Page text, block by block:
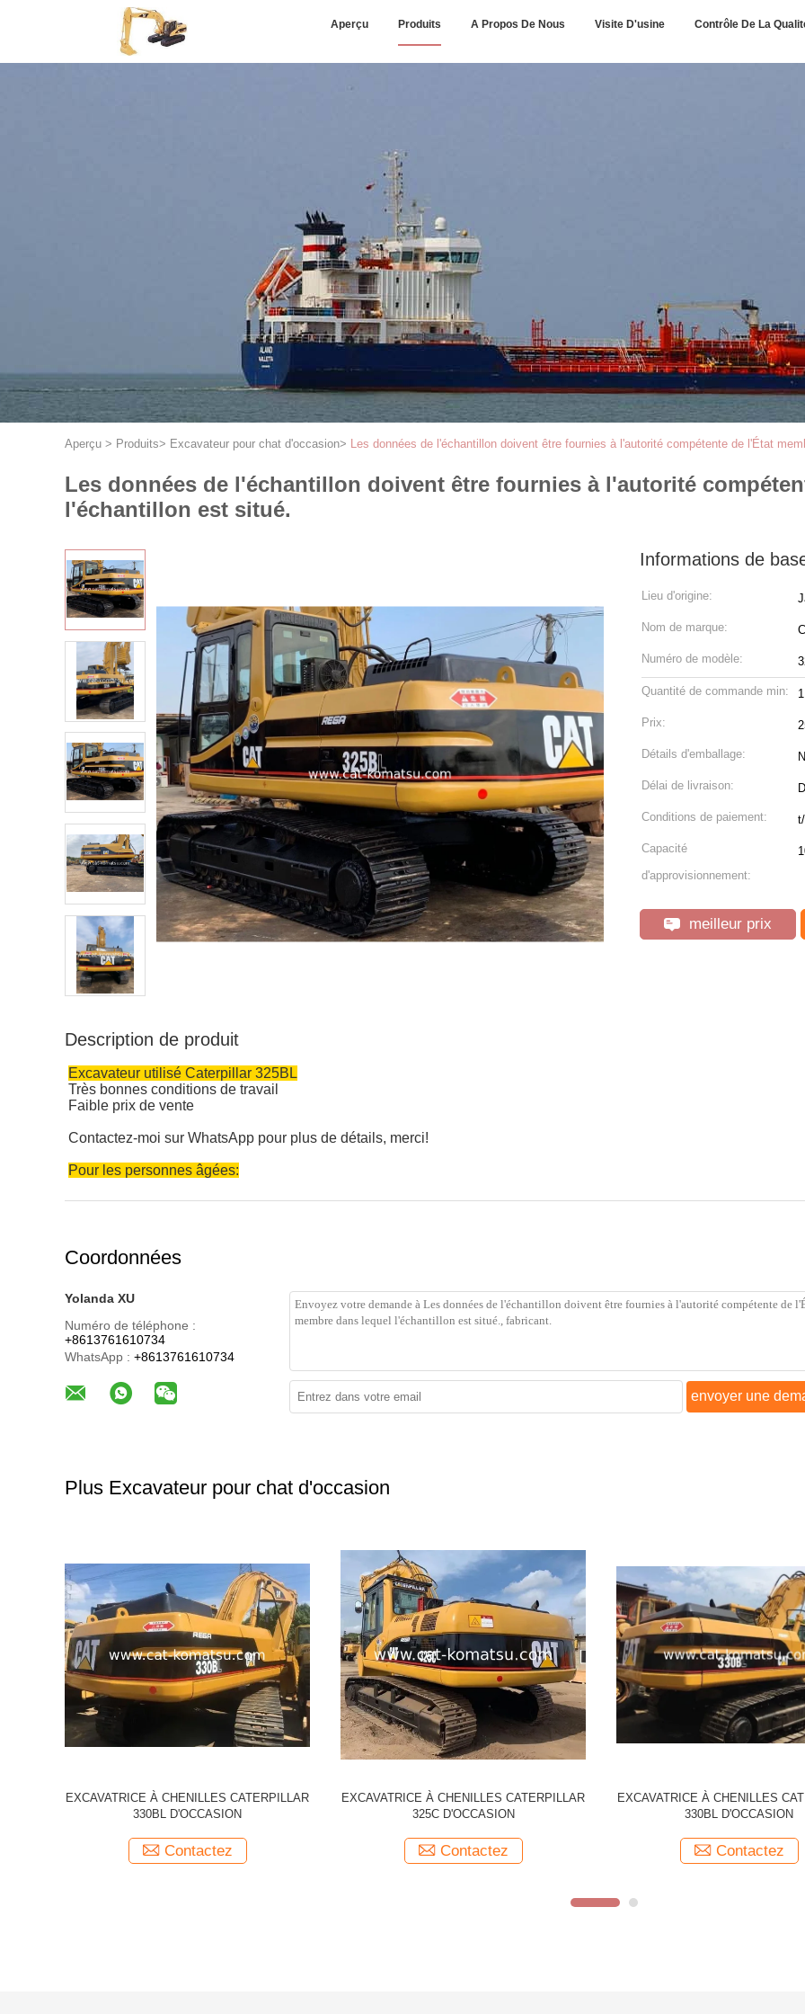
Aperçu Produits A Propos De Nous Visite D'usine Contrôle De La
Aperçu > Produits> Excavateur pour chat d'occasion> Les données de l'échantillon doivent être fournies à l'autorité compétente de l'État
Les données de l'échantillon doivent être fournies à l'autorité
l'échantillon est situé.
Informations de
Lieu d'origine:
Nom de marque:
Numéro de modèle:
Quantité de commande min: 1
Prix:
Détails d'emballage:
Délai de livraison:
Conditions de paiement:
Capacité
d'approvisionnement:
meilleur prix
Description de produit
Excavateur utilisé Caterpillar 325BL
Très bonnes conditions de travail
Faible prix de vente
Contactez-moi sur WhatsApp pour plus de détails, merci!
Pour les personnes âgées:
Coordonnées
Yolanda XU
Numéro de téléphone :
+8613761610734
WhatsApp : +8613761610734
envoyer une
Plus Excavateur pour chat d'occasion
Excavateur CAT 336D
Contactez
Excavateur à rouleaux CATERPILLAR 330CL
original japonais
Contactez
Excavatrice CATERPILLAR 329D
d'occasion
Contactez